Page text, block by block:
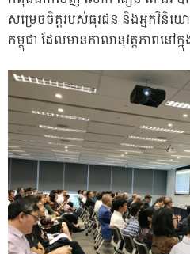
សម្រេចចិត្តរបស់ធុរជន និងអ្នកវិនិយ
កម្ពុជា ដែលមានកាលានុវត្តភាពនៅ